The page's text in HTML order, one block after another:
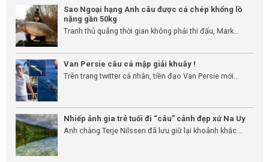
Sao Ngoại hạng Anh câu được cá chép khổng lồ
nặng gần 50kg
Tranh thủ quãng thời gian không phải thi đấu, Mark...
Van Persie câu cá mập giải khuây !
Trên trang twitter cá nhân, tiền đạo Van Persie mới...
Nhiếp ảnh gia trẻ tuổi đi “câu” cảnh đẹp xứ Na Uy
Anh chàng Terje Nilssen đã lưu giữ lại khoảnh khắc...